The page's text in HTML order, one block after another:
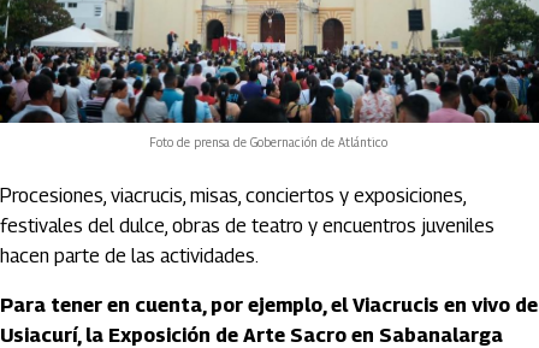
Foto de prensa de Gobernación de Atlántico
Procesiones, viacrucis, misas, conciertos y exposiciones,
festivales del dulce, obras de teatro y encuentros juveniles
hacen parte de las actividades.
Para tener en cuenta, por ejemplo, el Viacrucis en vivo de
Usiacurí, la Exposición de Arte Sacro en Sabanalarga